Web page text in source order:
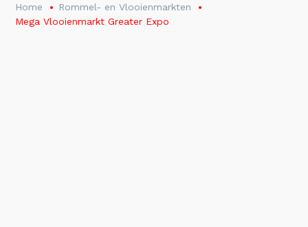
Home
Rommel- en Vlooienmarkten
Mega Vlooienmarkt Greater Expo